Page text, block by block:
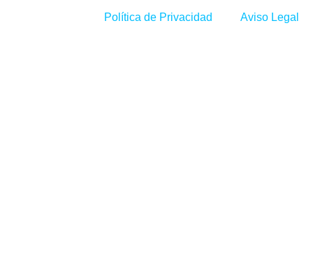
Política de Privacidad Aviso Legal